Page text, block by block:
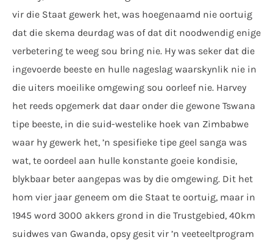
vir die Staat gewerk het, was hoegenaamd nie oortuig
dat die skema deurdag was of dat dit noodwendig enige
verbetering te weeg sou bring nie. Hy was seker dat die
ingevoerde beeste en hulle nageslag waarskynlik nie in
die uiters moeilike omgewing sou oorleef nie. Harvey
het reeds opgemerk dat daar onder die gewone Tswana
tipe beeste, in die suid-westelike hoek van Zimbabwe
waar hy gewerk het, ’n spesifieke tipe geel sanga was
wat, te oordeel aan hulle konstante goeie kondisie,
blykbaar beter aangepas was by die omgewing. Dit het
hom vier jaar geneem om die Staat te oortuig, maar in
1945 word 3000 akkers grond in die Trustgebied, 40km
suidwes van Gwanda, opsy gesit vir ’n veeteeltprogram